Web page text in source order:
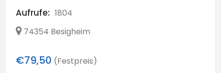
Aufrufe: 1804
74354 Besigheim
€79,50 (Festpreis)